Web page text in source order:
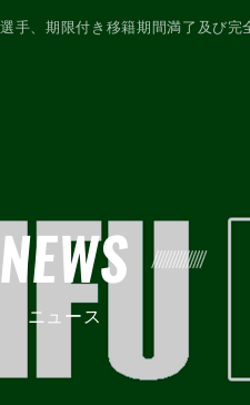
NEWS
ニュース
手、期限付き移籍期間満了及び完